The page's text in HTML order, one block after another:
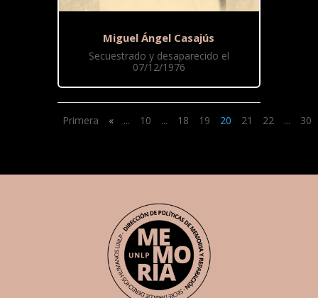
Miguel Ángel Casajús
Secuestrado y desaparecido el
07/12/1976
Primera « ... 10 ... 18 19 20 21 22 ... 30